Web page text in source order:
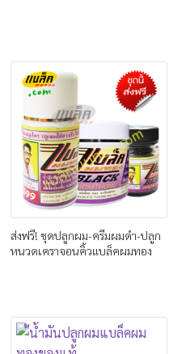
ส่งฟรี! ชุดปลูกผม-ครีมผมดำ-ปลูก
หนวดเคราจอนคิ้วแบล็คผมทอง